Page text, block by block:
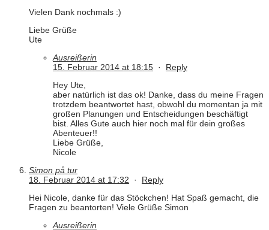
Vielen Dank nochmals :)
Liebe Grüße
Ute
Ausreißerin
15. Februar 2014 at 18:15 · Reply
Hey Ute,
aber natürlich ist das ok! Danke, dass du meine Fragen
trotzdem beantwortet hast, obwohl du momentan ja mit
großen Planungen und Entscheidungen beschäftigt
bist. Alles Gute auch hier noch mal für dein großes
Abenteuer!!
Liebe Grüße,
Nicole
Simon på tur
18. Februar 2014 at 17:32 · Reply
Hei Nicole, danke für das Stöckchen! Hat Spaß gemacht, die
Fragen zu beantorten! Viele Grüße Simon
Ausreißerin